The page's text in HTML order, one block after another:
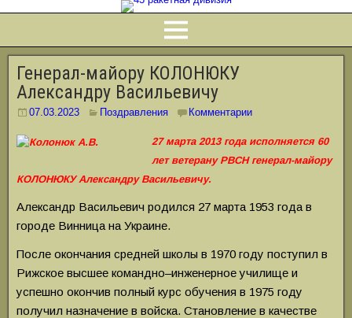
Генерал-майору КОЛОНЮКУ
Александру Васильевичу
07.03.2023 Поздравления Комментарии
27 марта 2013 года исполняется 60
лет ветерану РВСН генерал-майору
КОЛОНЮКУ Александру Васильевичу.
Александр Васильевич родился 27 марта 1953 года в
городе Винница на Украине.
После окончания средней школы в 1970 году поступил в
Рижское высшее командно–инженерное училище и
успешно окончив полный курс обучения в 1975 году
получил назначение в войска. Становление в качестве